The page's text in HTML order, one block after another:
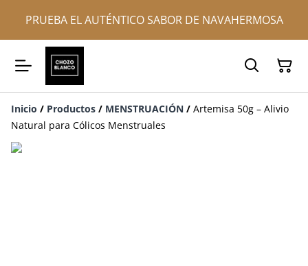
PRUEBA EL AUTÉNTICO SABOR DE NAVAHERMOSA
Inicio / Productos / MENSTRUACIÓN / Artemisa 50g – Alivio
Natural para Cólicos Menstruales